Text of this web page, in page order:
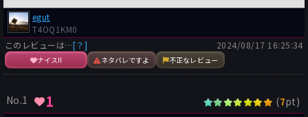
egut
T4OQ1KM0
このレビューは…[？]
ナイス!! ネタバレですよ 不正なレビュー
2024/08/17 16:25:34
No.1 1 (7pt)